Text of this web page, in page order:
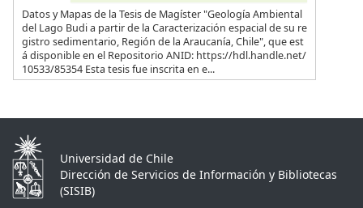
Datos y Mapas de la Tesis de Magíster "Geología Ambiental
del Lago Budi a partir de la Caracterización espacial de su re
gistro sedimentario, Región de la Araucanía, Chile", que est
á disponible en el Repositorio ANID: https://hdl.handle.net/
10533/85354 Esta tesis fue inscrita en e...
Universidad de Chile
Dirección de Servicios de Información y Bibliotecas
(SISIB)